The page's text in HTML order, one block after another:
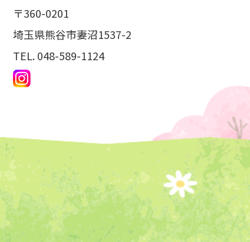
〒360-0201
埼玉県熊谷市妻沼1537-2
TEL.048-589-1124